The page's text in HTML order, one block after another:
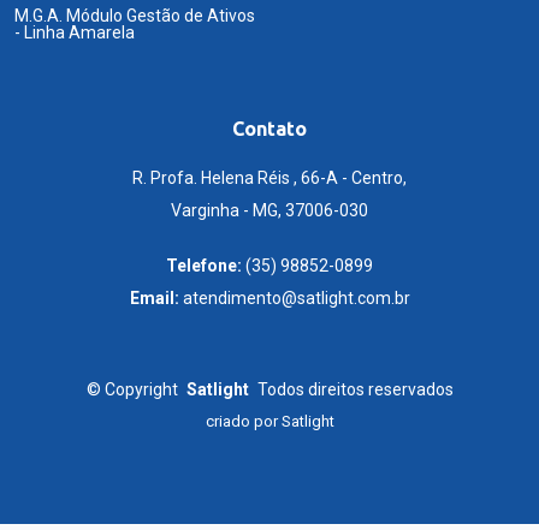
M.G.A. Módulo Gestão de Ativos
- Linha Amarela
Contato
R. Profa. Helena Réis , 66-A - Centro,
Varginha - MG, 37006-030
Telefone: (35) 98852-0899
Email: atendimento@satlight.com.br
© Copyright Satlight Todos direitos reservados
criado porSatlight